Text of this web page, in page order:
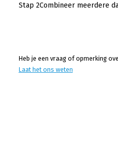
Stap 2Combineer meerdere
Heb je een vraag of opmerking
Laat het ons weten